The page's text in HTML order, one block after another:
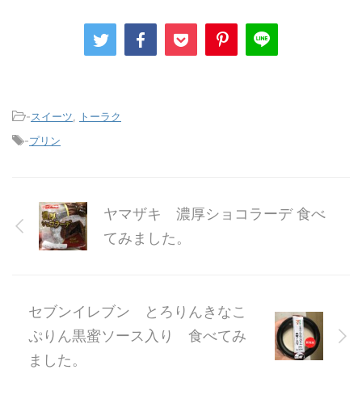
-スイーツ
トーラク
-プリン
ヤマザキ 濃厚ショコラーデ 食べ
てみました。
セブンイレブン とろりんきなこ
ぷりん黒蜜ソース入り 食べてみ
ました。